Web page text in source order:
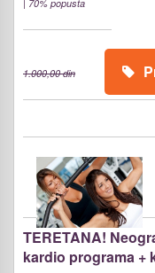
70% popusta
1.000,00 din
TERETANA!
kardio programa +